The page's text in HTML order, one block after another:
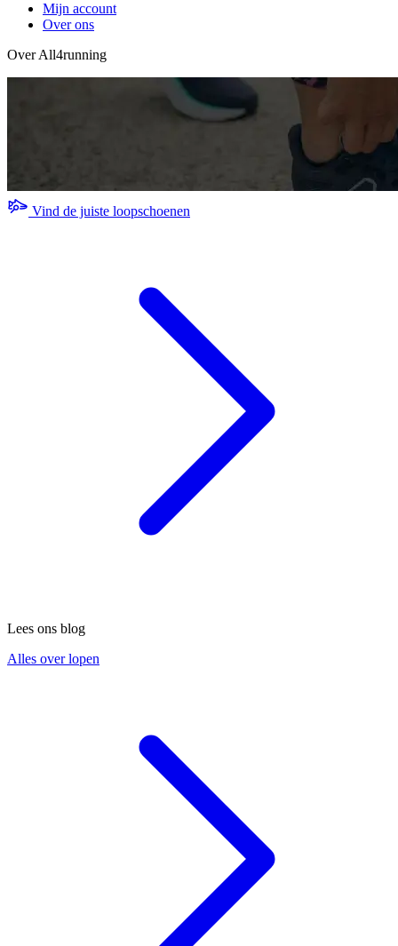
Mijn account
Over ons
Over All4running
Vind de juiste loopschoenen
Lees ons blog
Alles over lopen